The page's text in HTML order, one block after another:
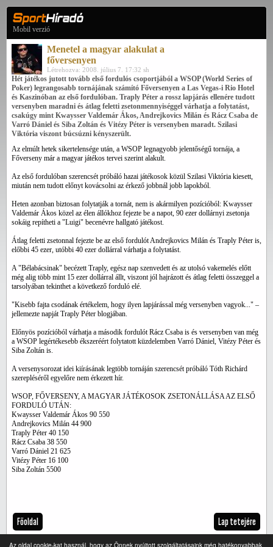
Az oldal cookie-kat használ, hogy az Önnek nyújtott szolgáltatásaink még hatékonyabbak
Mobil verzió
Menetel a magyar alakulat a
főversenyen
Létrehozva: 2008. július 7. 17:32 sh
Hét játékos jutott tovább első fordulós csoportjából a WSOP (World Series of
Poker) legrangosabb tornájának számító Főversenyen a Las Vegas-i Rio Hotel
és Kaszinóban az első fordulóban. Traply Péter a rossz lapjárás ellenére tudott
versenyben maradni és átlag feletti zsetonmennyiséggel várhatja a folytatást,
csakúgy mint Kwaysser Valdemár Ákos, Andrejkovics Milán és Rácz Csaba de
Varró Dániel és Siba Zoltán és Vitézy Péter is versenyben maradt. Szilasi
Viktória viszont búcsúzni kényszerült.
Az elmúlt hetek sikertelensége után, a WSOP legnagyobb jelentőségű tornája, a
Főverseny már a magyar játékos tervei szerint alakult.
Az első fordulóban szerencsét próbáló hazai játékosok közül Szilasi Viktória kiesett,
miután nem tudott előnyt kovácsolni az érkező jobbnál jobb lapokból.
Heten azonban biztosan folytatják a tornát, nem is akármilyen pozícióból: Kwaysser
Valdemár Ákos közel az élen állókhoz fejezte be a napot, 90 ezer dollárnyi zsetonja
sokáig repítheti a "Luigi" becenévre hallgató játékost.
Átlag feletti zsetonnal fejezte be az első fordulót Andrejkovics Milán és Traply Péter is,
előbbi 45 ezer, utóbbi 40 ezer dollárral várhatja a folytatást.
A "Bélabácsinak" becézett Traply, egész nap szenvedett és az utolsó vakemelés előtt
még alig több mint 15 ezer dollárral állt, viszont jól hajrázott és átlag feletti összeggel a
tarsolyában tekinthet a következő forduló elé.
"Kisebb fajta csodának értékelem, hogy ilyen lapjárással még versenyben vagyok..." –
jellemezte napját Traply Péter blogjában.
Előnyös pozícióból várhatja a második fordulót Rácz Csaba is és versenyben van még
a WSOP legértékesebb ékszeréért folytatott küzdelemben Varró Dániel, Vitézy Péter és
Siba Zoltán is.
A versenysorozat idei kiírásának legtöbb tornáján szerencsét próbáló Tóth Richárd
szerepléséről egyelőre nem érkezett hír.
WSOP, FŐVERSENY, A MAGYAR JÁTÉKOSOK ZSETONÁLLÁSA AZ ELSŐ
FORDULÓ UTÁN:
Kwaysser Valdemár Ákos 90 550
Andrejkovics Milán 44 900
Traply Péter 40 150
Rácz Csaba 38 550
Varró Dániel 21 625
Vitézy Péter 16 100
Siba Zoltán 5500
Főoldal Lap tetejére